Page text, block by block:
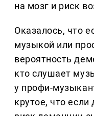
на мозг и риск
Оказалось, что
музыкой или
вероятность
кто слушает
у профи-
крутое, что если